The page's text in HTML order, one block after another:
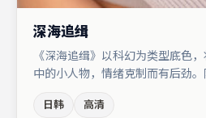
深海追缉
《深海追缉》以科幻为类型底色
中的小人物，情绪克制而有后劲
演阵容包括菅田将晖、廖凡、张
日韩 高清